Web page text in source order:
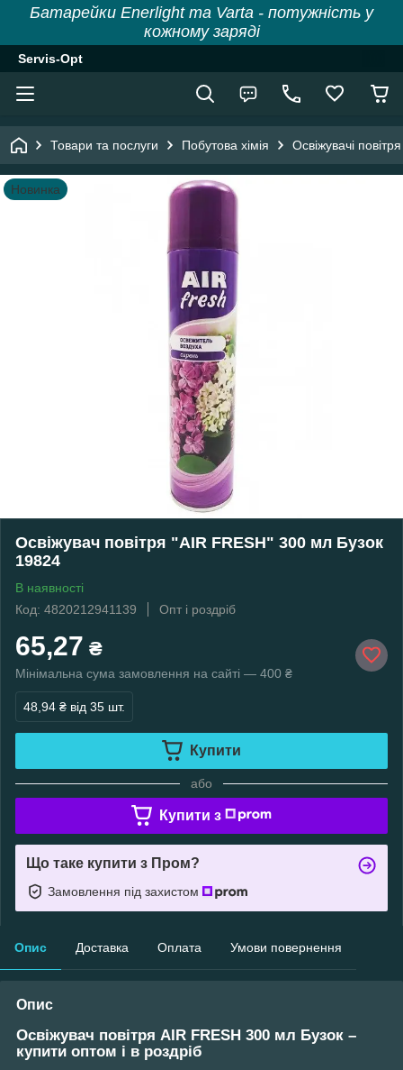
Батарейки Enerlight та Varta - потужність у
кожному заряді
Servis-Opt
Товари та послуги Побутова хімія Освіжувачі повітря
Новинка
Освіжувач повітря "AIR FRESH" 300 мл Бузок
19824
В наявності
Код: 4820212941139
Опт і роздріб
65,27 ₴
Мінімальна сума замовлення на сайті — 400 ₴
48,94 ₴ від 35 шт.
Купити
або
Купити з
Що таке купити з Пром?
Замовлення під захистом
Опис Доставка Оплата Умови повернення
Опис
Освіжувач повітря AIR FRESH 300 мл Бузок –
купити оптом і в роздріб